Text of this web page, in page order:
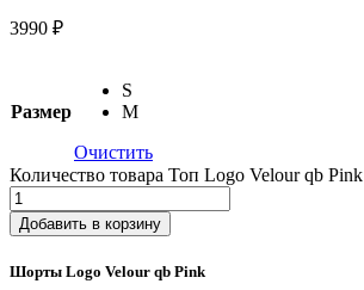
3990 ₽
Размер
S
M
Очистить
Количество товара Топ Logo Velour qb Pink
Добавить в корзину
Шорты Logo Velour qb Pink